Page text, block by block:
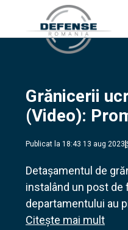
Grănicerii
(Video):
Publicat la 18:43 13 aug 2023
Detașamentul de
instalând un post de
departamentului au
Citește mai mult